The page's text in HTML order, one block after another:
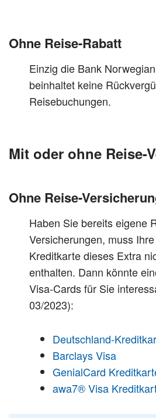
Ohne Reise-Rabatt
Einzig die Bank
beinhaltet keine
Reisebuchungen.
Mit oder ohne Reise-
Ohne Reise-
Haben Sie bereits eigene
Versicherungen, muss
Kreditkarte dieses Extra
enthalten. Dann könnte
Visa-Cards für Sie
03/2023):
Deutschland-
Barclays Visa
GenialCard
awa7® Visa